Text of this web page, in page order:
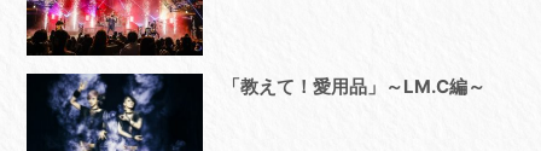
「教えて！愛用品」～LM.C編～